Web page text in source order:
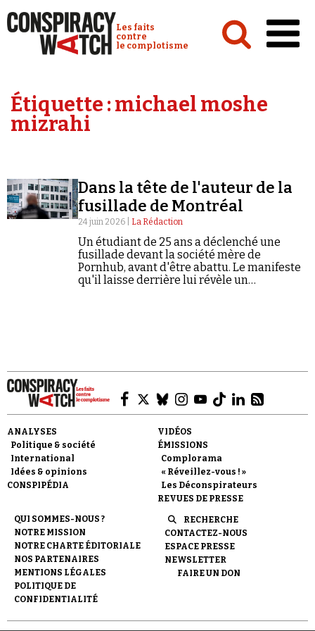
Conspiracy Watch :
Les faits
contre
le complotisme
Analyses
Émissions
Revues de presse
Faire un don
Demander à Vera
Étiquette :michael moshe
mizrahi
Dans la tête de l'auteur de la
fusillade de Montréal
24 juin 2026 | La Rédaction
Un étudiant de 25 ans a déclenché une
fusillade devant la société mère de
Pornhub, avant d'être abattu. Le manifeste
qu'il laisse derrière lui révèle un
ANALYSES
Politique & société
International
Idées & opinions
CONSPIPÉDIA
VIDÉOS
ÉMISSIONS
Complorama
« Réveillez-vous ! »
Les Déconspirateurs
REVUES DE PRESSE
QUI SOMMES-NOUS ?
NOTRE MISSION
NOTRE CHARTE ÉDITORIALE
NOS PARTENAIRES
MENTIONS LÉGALES
POLITIQUE DE
CONFIDENTIALITÉ
RECHERCHE
CONTACTEZ-NOUS
ESPACE PRESSE
NEWSLETTER
FAIRE UN DON